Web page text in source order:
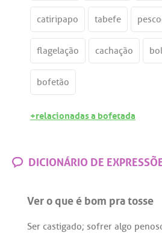
catiripapo tabefe
flagelação cachação
bofetão
+relacionadas a bofetada
DICIONÁRIO DE
Ver o que é bom pra tosse
Ser castigado; sofrer algo